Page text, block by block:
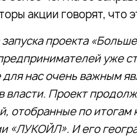
акции говорят, что
проекта
уже
нас очень важным
власти. Проект
отобранные по итогам
«ЛУКОЙЛ». И его